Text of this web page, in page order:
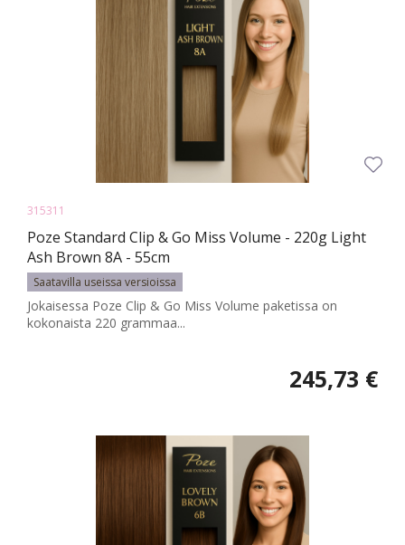
315311
Poze Standard Clip & Go Miss Volume - 220g Light
Ash Brown 8A - 55cm
Saatavilla useissa versioissa
Jokaisessa Poze Clip & Go Miss Volume paketissa on
kokonaista 220 grammaa...
245,73 €